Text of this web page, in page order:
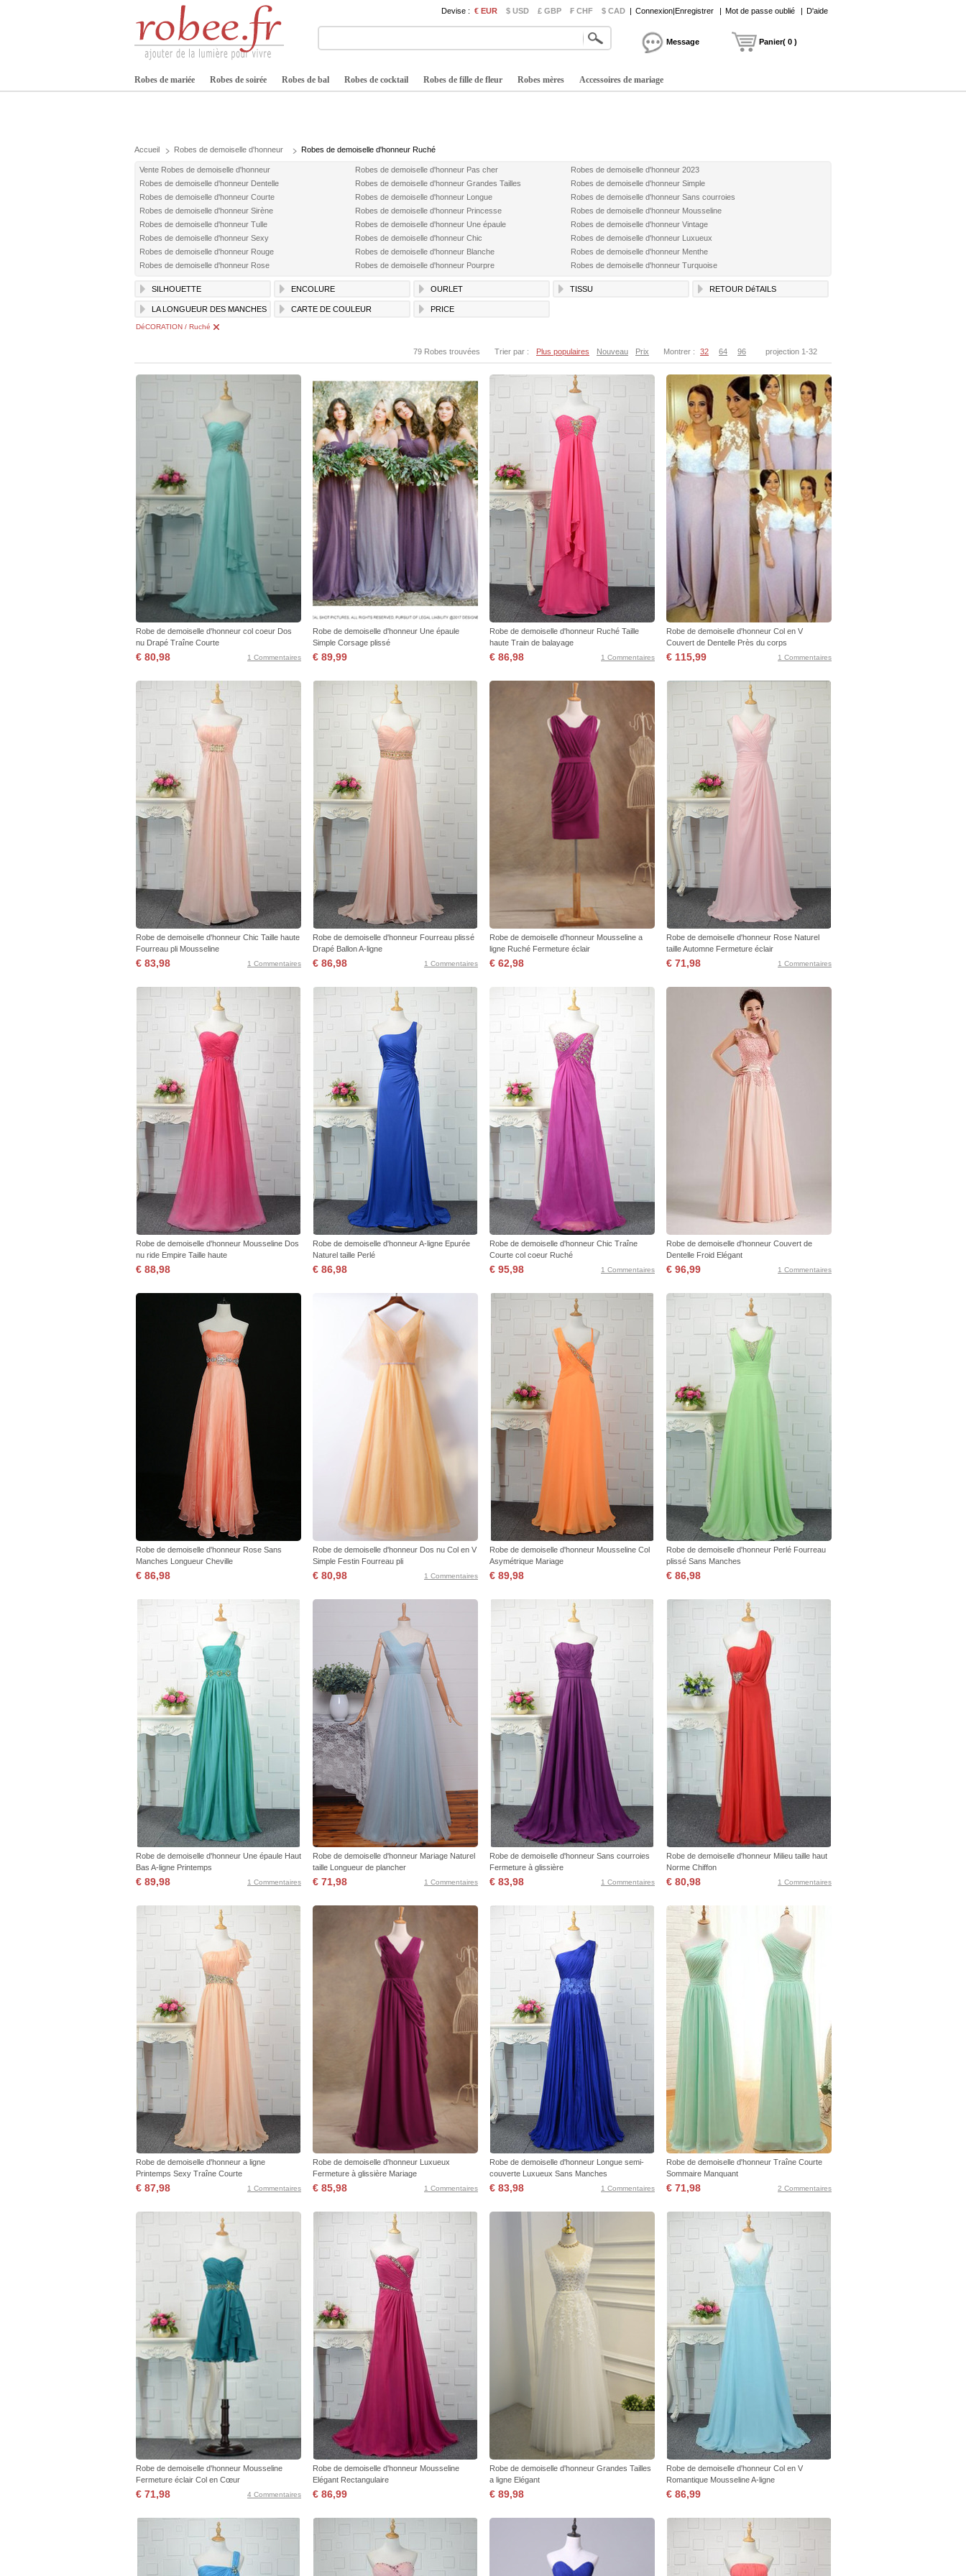
Devise : € EUR $ USD £ GBP ₣ CHF $ CAD | Connexion|Enregistrer | Mot de passe oublié | D'aide
Message Panier( 0 )
Robes de mariée Robes de soirée Robes de bal Robes de cocktail Robes de fille de fleur Robes mères Accessoires de mariage
Accueil Robes de demoiselle d'honneur Robes de demoiselle d'honneur Ruché
Vente Robes de demoiselle d'honneur Robes de demoiselle d'honneur Pas cher
Robes de demoiselle d'honneur 2023
Robes de demoiselle d'honneur Dentelle
Robes de demoiselle d'honneur Grandes Tailles
Robes de demoiselle d'honneur Simple
Robes de demoiselle d'honneur Courte
Robes de demoiselle d'honneur Longue
Robes de demoiselle d'honneur Sans courroies
Robes de demoiselle d'honneur Sirène
Robes de demoiselle d'honneur Princesse
Robes de demoiselle d'honneur Mousseline
Robes de demoiselle d'honneur Tulle
Robes de demoiselle d'honneur Une épaule
Robes de demoiselle d'honneur Vintage
Robes de demoiselle d'honneur Sexy
Robes de demoiselle d'honneur Chic
Robes de demoiselle d'honneur Luxueux
Robes de demoiselle d'honneur Rouge
Robes de demoiselle d'honneur Blanche
Robes de demoiselle d'honneur Menthe
Robes de demoiselle d'honneur Rose
Robes de demoiselle d'honneur Pourpre Robes de demoiselle d'honneur Turquoise
SILHOUETTE ENCOLURE OURLET TISSU RETOUR DéTAILS
LA LONGUEUR DES MANCHES CARTE DE COULEUR PRICE
DéCORATION / Ruché
79 Robes trouvées Trier par : Plus populaires Nouveau Prix Montrer : 32 64 96 projection 1-32
Robe de demoiselle d'honneur col coeur Dos
nu Drapé Traîne Courte
€ 80,98 1 Commentaires
Robe de demoiselle d'honneur Une épaule
Simple Corsage plissé
€ 89,99
Robe de demoiselle d'honneur Ruché Taille
haute Train de balayage
€ 86,98 1 Commentaires
Robe de demoiselle d'honneur Col en V
Couvert de Dentelle Près du corps
€ 115,99 1 Commentaires
Robe de demoiselle d'honneur Chic Taille haute
Fourreau pli Mousseline
€ 83,98 1 Commentaires
Robe de demoiselle d'honneur Fourreau plissé
Drapé Ballon A-ligne
€ 86,98 1 Commentaires
Robe de demoiselle d'honneur Mousseline a
ligne Ruché Fermeture éclair
€ 62,98
Robe de demoiselle d'honneur Rose Naturel
taille Automne Fermeture éclair
€ 71,98 1 Commentaires
Robe de demoiselle d'honneur Mousseline Dos
nu ride Empire Taille haute
€ 88,98
Robe de demoiselle d'honneur A-ligne Epurée
Naturel taille Perlé
€ 86,98
Robe de demoiselle d'honneur Chic Traîne
Courte col coeur Ruché
€ 95,98 1 Commentaires
Robe de demoiselle d'honneur Couvert de
Dentelle Froid Elégant
€ 96,99 1 Commentaires
Robe de demoiselle d'honneur Rose Sans
Manches Longueur Cheville
€ 86,98
Robe de demoiselle d'honneur Dos nu Col en V
Simple Festin Fourreau pli
€ 80,98 1 Commentaires
Robe de demoiselle d'honneur Mousseline Col
Asymétrique Mariage
€ 89,98
Robe de demoiselle d'honneur Perlé Fourreau
plissé Sans Manches
€ 86,98
Robe de demoiselle d'honneur Une épaule Haut
Bas A-ligne Printemps
€ 89,98 1 Commentaires
Robe de demoiselle d'honneur Mariage Naturel
taille Longueur de plancher
€ 71,98 1 Commentaires
Robe de demoiselle d'honneur Sans courroies
Fermeture à glissière
€ 83,98 1 Commentaires
Robe de demoiselle d'honneur Milieu taille haut
Norme Chiffon
€ 80,98 1 Commentaires
Robe de demoiselle d'honneur a ligne
Printemps Sexy Traîne Courte
€ 87,98 1 Commentaires
Robe de demoiselle d'honneur Luxueux
Fermeture à glissière Mariage
€ 85,98 1 Commentaires
Robe de demoiselle d'honneur Longue semi-
couverte Luxueux Sans Manches
€ 83,98 1 Commentaires
Robe de demoiselle d'honneur Traîne Courte
Sommaire Manquant
€ 71,98 2 Commentaires
Robe de demoiselle d'honneur Mousseline
Fermeture éclair Col en Cœur
€ 71,98 4 Commentaires
Robe de demoiselle d'honneur Mousseline
Elégant Rectangulaire
€ 86,99
Robe de demoiselle d'honneur Grandes Tailles
a ligne Elégant
€ 89,98
Robe de demoiselle d'honneur Col en V
Romantique Mousseline A-ligne
€ 86,99